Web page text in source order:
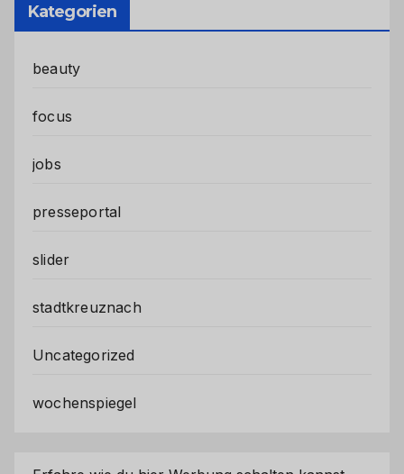
Kategorien
beauty
focus
jobs
presseportal
slider
stadtkreuznach
Uncategorized
wochenspiegel